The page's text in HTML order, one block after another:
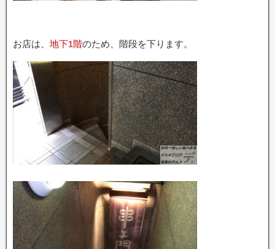
お店は、 地下1階のため、階段を下ります。